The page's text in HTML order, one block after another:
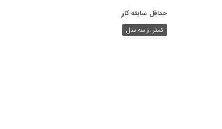
حداقل سابقه کار
کمتر از سه سال